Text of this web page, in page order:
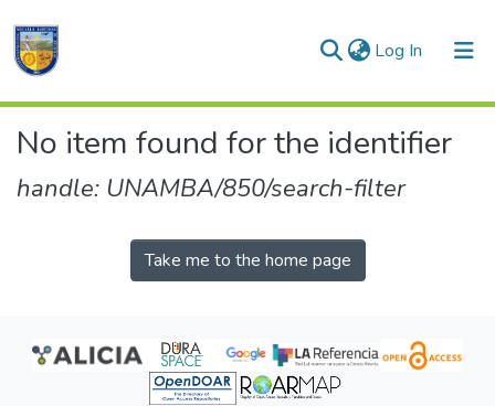
Log In (current)
Communities & Collections
No item found for the identifier
handle: UNAMBA/850/search-filter
Take me to the home page